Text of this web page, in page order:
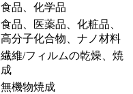
食品、化学品
食品、医薬品、化粧品、
高分子化合物、ナノ材料
繊維/フィルムの乾燥、焼
成
無機物焼成